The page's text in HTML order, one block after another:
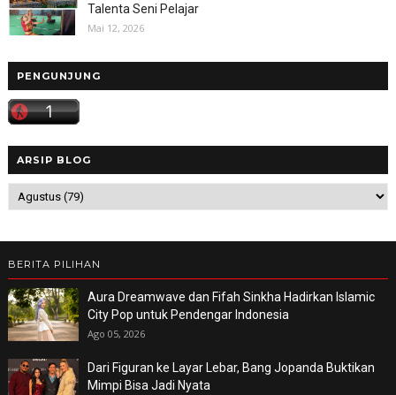
Talenta Seni Pelajar
Mai 12, 2026
PENGUNJUNG
ARSIP BLOG
BERITA PILIHAN
Aura Dreamwave dan Fifah Sinkha Hadirkan Islamic
City Pop untuk Pendengar Indonesia
Ago 05, 2026
Dari Figuran ke Layar Lebar, Bang Jopanda Buktikan
Mimpi Bisa Jadi Nyata